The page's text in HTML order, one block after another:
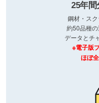
25年間
鋼材・ス
約50品種
データとチ
※電子版
ほぼ